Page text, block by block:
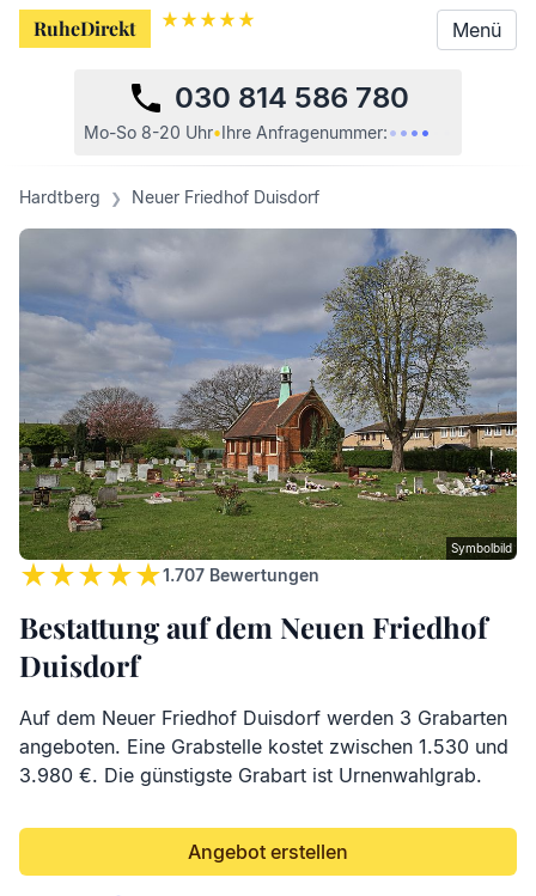
RuheDirekt Menü
030 814 586 780
Mo-So 8-20 Uhr•Ihre Anfragenummer:• • • •
RuheDirekt Menü
Hardtberg Neuer Friedhof Duisdorf
1.707 Bewertungen
Bestattung auf dem Neuen Friedhof
Duisdorf
Auf dem Neuer Friedhof Duisdorf werden 3 Grabarten
angeboten. Eine Grabstelle kostet zwischen 1.530 und
3.980 €. Die günstigste Grabart ist Urnenwahlgrab.
Angebot erstellen
Symbolbild